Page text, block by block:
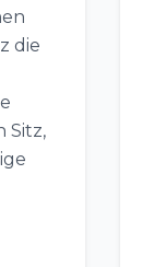
die
Sitz,